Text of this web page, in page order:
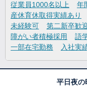
従業員1000名以上
年
産休育休取得実績あり
未経験可
第二新卒歓
障がい者積極採用
語
一部在宅勤務
入社実
平日夜の